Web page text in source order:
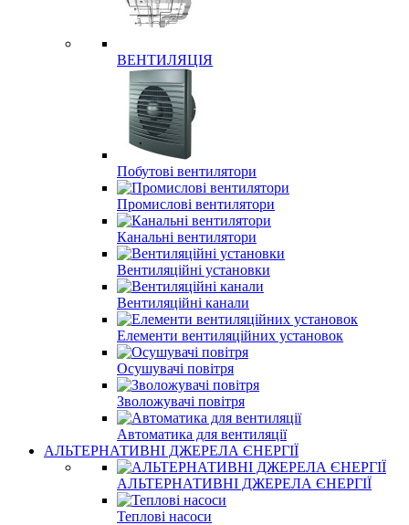
ВЕНТИЛЯЦІЯ
Побутові вентилятори
Промислові вентилятори
Канальні вентилятори
Вентиляційні установки
Вентиляційні канали
Елементи вентиляційних установок
Осушувачі повітря
Зволожувачі повітря
Автоматика для вентиляції
АЛЬТЕРНАТИВНІ ДЖЕРЕЛА ЄНЕРГІЇ
АЛЬТЕРНАТИВНІ ДЖЕРЕЛА ЄНЕРГІЇ
Теплові насоси